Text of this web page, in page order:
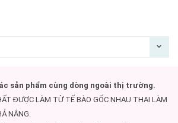
sản phẩm cùng dòng ngoài thị trường.
ĐƯỢC LÀM TỪ TẾ BÀO GỐC NHAU THAI LÀM
NẮNG.